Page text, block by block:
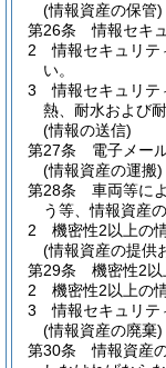
(情報資産の保管)
第26条
情報セキ
2
情報セキュリテ
い。
3
情報セキュリテ
熱、耐水および
(情報の送信)
第27条
電子メー
(情報資産の運搬)
第28条
車両等に
う等、情報資産
2
機密性2以上の
(情報資産の提供
第29条
機密性2以
2
機密性2以上の
3
情報セキュリテ
(情報資産の廃棄)
第30条
情報資産